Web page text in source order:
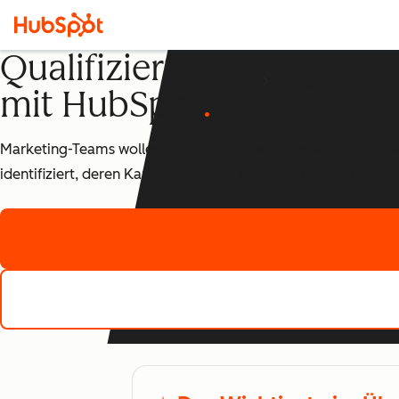
Qualifizierte Leads
mit HubSpot
Marketing-Teams wollen mehr vertriebsreife, qualifizierte
identifiziert, deren Kaufbereitschaft bewertet und sie mit